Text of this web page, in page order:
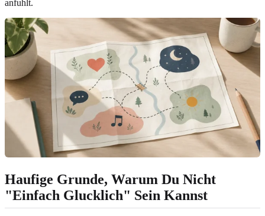
anfuhlt.
Haufige Grunde, Warum Du Nicht
"Einfach Glucklich" Sein Kannst